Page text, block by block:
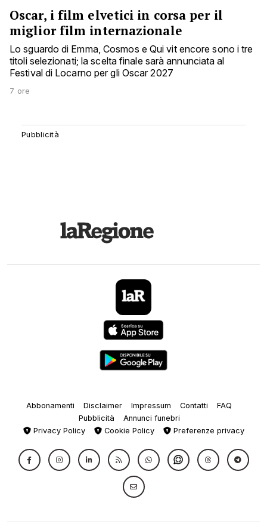
Oscar, i film elvetici in corsa per il
miglior film internazionale
Lo sguardo di Emma, Cosmos e Qui vit encore sono i tre
titoli selezionati; la scelta finale sarà annunciata al
Festival di Locarno per gli Oscar 2027
7 ore
Abbonamenti Disclaimer Impressum Contatti
FAQ
Pubblicità
Annunci funebri
Privacy Policy
Cookie Policy Preferenze privacy